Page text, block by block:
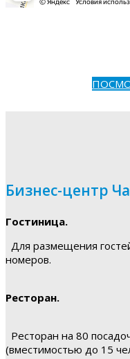
Бизнес-центр
Гостиница.
Для размещения
номеров.
Ресторан.
Ресторан на 80
(вместимостью до 15